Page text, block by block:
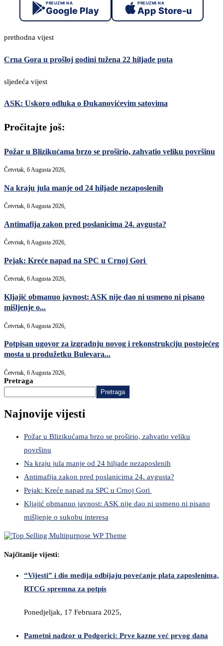
PREUZMI NA
Google Play
PREUZMI NA
App Store-u
prethodna vijest
Crna Gora u prošloj godini tužena 22 hiljade puta
sljedeća vijest
ASK: Uskoro odluka o Đukanovićevim satovima
Pročitajte još:
Požar u Blizikućama brzo se proširio, zahvatio veliku površinu
Četvrtak, 6 Augusta 2026,
Na kraju jula manje od 24 hiljade nezaposlenih
Četvrtak, 6 Augusta 2026,
Antimafija zakon pred poslanicima 24. avgusta?
Četvrtak, 6 Augusta 2026,
Pejak: Kreće napad na SPC u Crnoj Gori
Četvrtak, 6 Augusta 2026,
Kljajić obmanuo javnost: ASK nije dao ni usmeno ni pisano
mišljenje o...
Četvrtak, 6 Augusta 2026,
Potpisan ugovor za izgradnju novog i rekonstrukciju postojećeg
mosta u produžetku Bulevara...
Četvrtak, 6 Augusta 2026,
Pretraga
Pretraga
Najnovije vijesti
Požar u Blizikućama brzo se proširio, zahvatio veliku
površinu
Na kraju jula manje od 24 hiljade nezaposlenih
Antimafija zakon pred poslanicima 24. avgusta?
Pejak: Kreće napad na SPC u Crnoj Gori
Kljajić obmanuo javnost: ASK nije dao ni usmeno ni pisano
mišljenje o sukobu interesa
Najčitanije vijesti:
“Vijesti” i dio medija odbijaju povećanje plata zaposlenima,
RTCG spremna za potpis
Ponedjeljak, 17 Februara 2025,
Pametni nadzor u Podgorici: Prve kazne već prvog dana